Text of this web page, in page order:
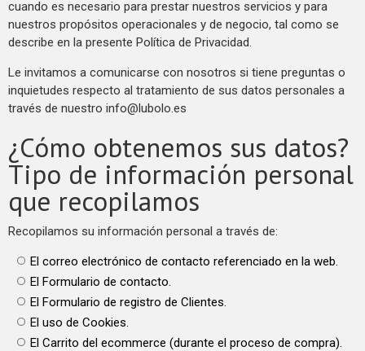
cuando es necesario para prestar nuestros servicios y para
nuestros propósitos operacionales y de negocio, tal como se
describe en la presente Política de Privacidad.
Le invitamos a comunicarse con nosotros si tiene preguntas o
inquietudes respecto al tratamiento de sus datos personales a
través de nuestro info@lubolo.es
¿Cómo obtenemos sus datos?
Tipo de información personal
que recopilamos
Recopilamos su información personal a través de:
El correo electrónico de contacto referenciado en la web.
El Formulario de contacto.
El Formulario de registro de Clientes.
El uso de Cookies.
El Carrito del ecommerce (durante el proceso de compra).